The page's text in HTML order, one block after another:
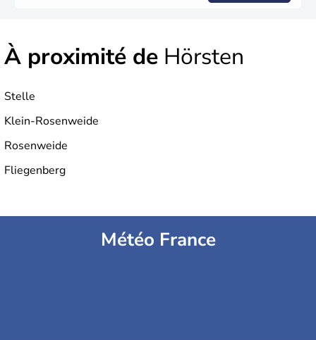
À proximité de Hörsten
Stelle
Klein-Rosenweide
Rosenweide
Fliegenberg
Météo France